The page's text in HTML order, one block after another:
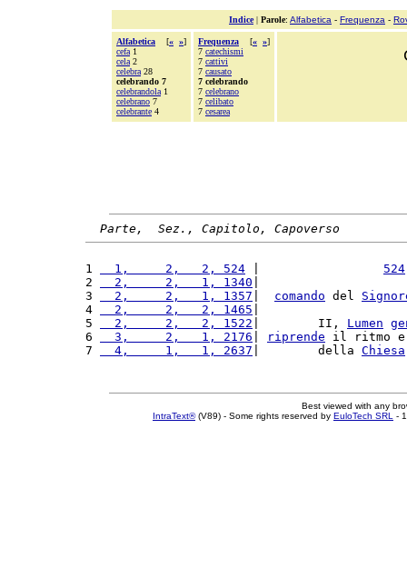
Indice| Parole: Alfabetica - Frequenza -
Alfabetica [« »]
cefa 1
cela 2
celebra 28
celebrando 7
celebrandola 1
celebrano 7
celebrante 4
Frequenza [« »]
7 catechismi
7 cattivi
7 causato
7 celebrando
7 celebrano
7 celibato
7 cesarea
Parte,  Sez., Capitolo, Capoverso
1
  1,     2,   2, 524
524
2
  2,     2,   1, 1340
3
  2,     2,   1, 1357
comando del
4
  2,     2,   2, 1465
5
  2,     2,   2, 1522
|        II, Lumen
6
  3,     2,   1, 2176
riprende il ritmo
7
  4,     1,   1, 2637
|        della Chiesa
Best viewed with any
IntraText®(V89) - Some rights reserved by EuloTech SRL -